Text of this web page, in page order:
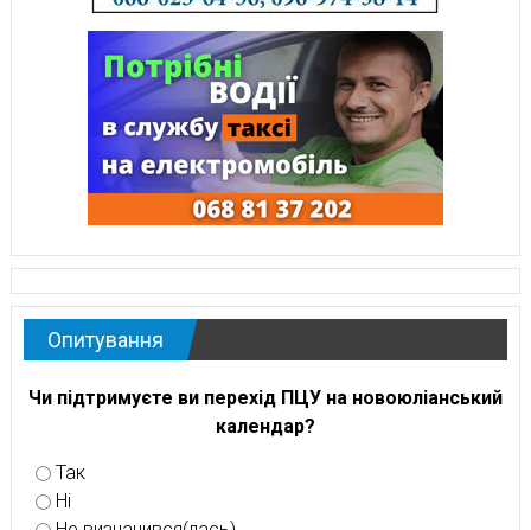
Опитування
Чи підтримуєте ви перехід ПЦУ на новоюліанський
календар?
Так
Ні